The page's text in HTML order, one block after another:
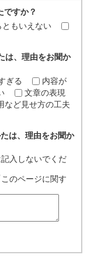
ですか？
ともいえない
は、理由をお聞か
ぎる
内容が
文章の表現
など見せ方の工夫
は、理由をお聞か
入しないでくだ
のページに関す